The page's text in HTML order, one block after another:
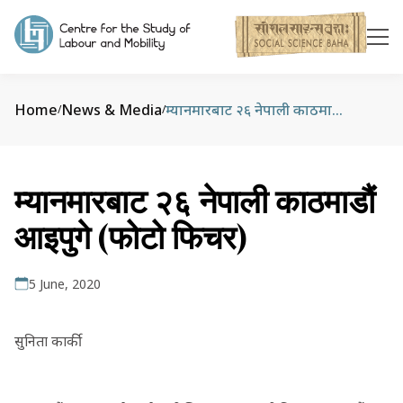
Home/News & Media/ म्यानमारबाट २६ नेपाली काठमाडौं आइपुगे (फोटो फिचर)
म्यानमारबाट २६ नेपाली काठमाडौं
आइपुगे (फोटो फिचर)
5 June, 2020
सुनिता कार्की